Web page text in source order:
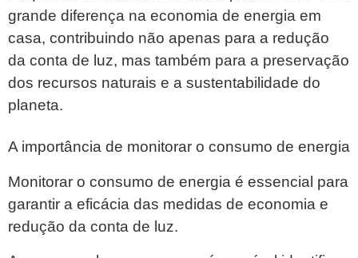
grande diferença na economia de energia em
casa, contribuindo não apenas para a redução
da conta de luz, mas também para a preservação
dos recursos naturais e a sustentabilidade do
planeta.
A importância de monitorar o consumo de energia
Monitorar o consumo de energia é essencial para
garantir a eficácia das medidas de economia e
redução da conta de luz.